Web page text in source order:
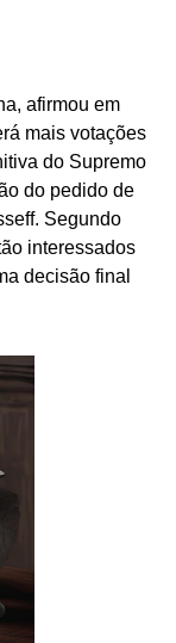
afirmou em
mais votações
do Supremo
do pedido de
Segundo
interessados
decisão final